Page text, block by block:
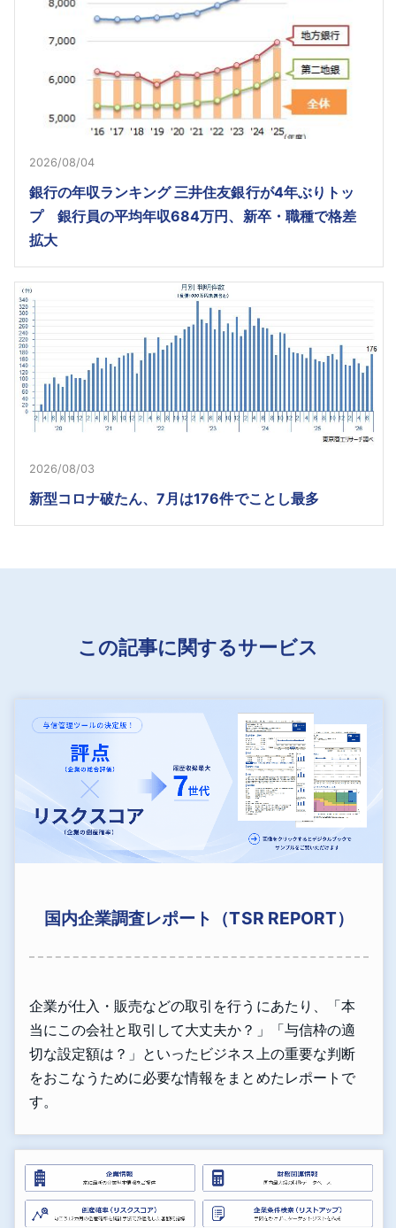
2026/08/04
銀行の年収ランキング 三井住友銀行が4年ぶりトッ
プ 銀行員の平均年収684万円、新卒・職種で格差
拡大
2026/08/03
新型コロナ破たん、7月は176件でことし最多
この記事に関するサービス
国内企業調査レポート（TSR REPORT）
企業が仕入・販売などの取引を行うにあたり、「本
当にこの会社と取引して大丈夫か？」「与信枠の適
切な設定額は？」といったビジネス上の重要な判断
をおこなうために必要な情報をまとめたレポートで
す。